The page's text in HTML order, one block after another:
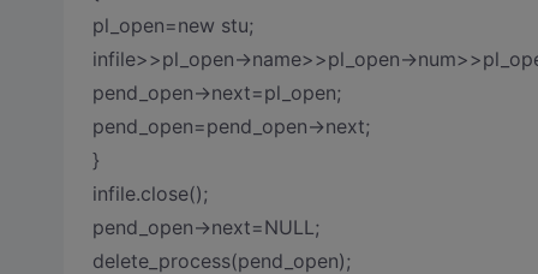
pl_open=new stu;
infile>>pl_open->name>>pl_open-
pend_open->next=pl_open;
pend_open=pend_open->next;
}
infile.close();
pend_open->next=NULL;
delete_process(pend_open);